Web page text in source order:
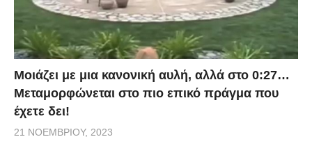
Μοιάζει με μια κανονική αυλή, αλλά στο 0:27…
Μεταμορφώνεται στο πιο επικό πράγμα που
έχετε δει!
21 ΝΟΕΜΒΡΊΟΥ, 2023